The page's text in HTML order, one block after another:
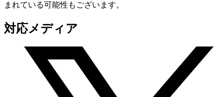
まれている可能性もございます。
対応メディア